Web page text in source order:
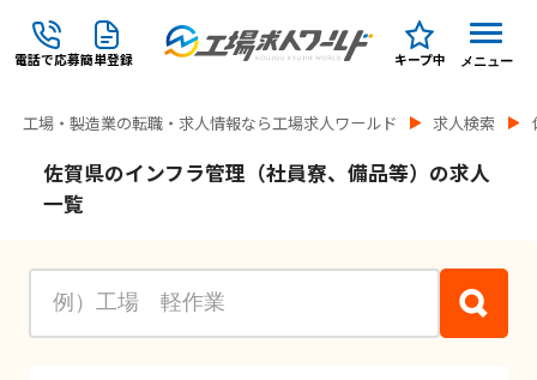
電話で応募簡単登録 キープ中 メニュー
工場・製造業の転職・求人情報なら工場求人ワールド 求人検索
佐賀県のインフラ管理（社員寮、備品等）の求人
一覧